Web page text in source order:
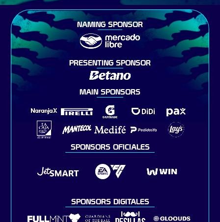
NAMING SPONSOR
PRESENTING SPONSOR
MAIN SPONSORS
SPONSORS OFICIALES
SPONSORS DIGITALES